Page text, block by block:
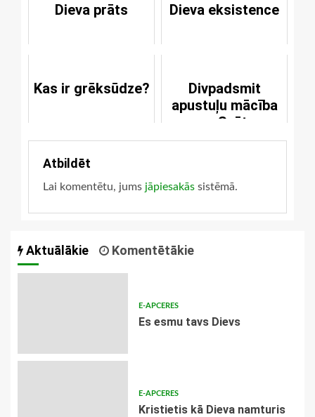
Dieva prāts Dieva eksistence
Kas ir grēksūdze?
Divpadsmit
apustuļu mācība
par Svēto
Vakarēdienu
Atbildēt
Lai komentētu, jums jāpiesakās sistēmā.
Aktuālākie Komentētākie
E-APCERES
Es esmu tavs Dievs
E-APCERES
Kristietis kā Dieva namturis